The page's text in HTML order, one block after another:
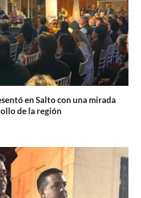
en Salto con una mirada
de la región